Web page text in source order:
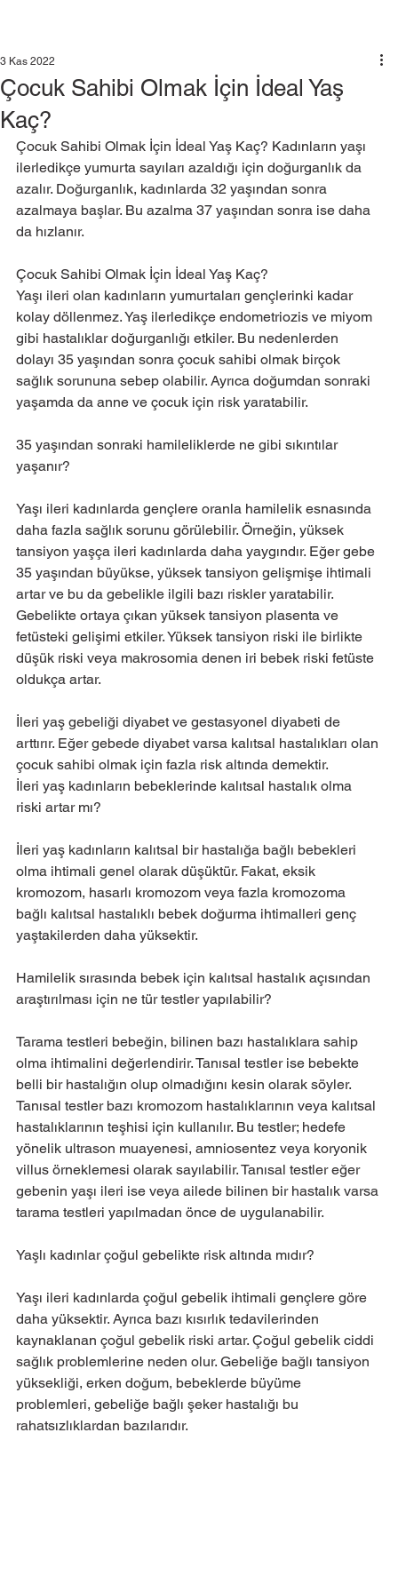
Çocuk Sahibi Olmak İçin İdeal Yaş
Kaç?
3 Kas 2022
Çocuk Sahibi Olmak İçin İdeal Yaş Kaç? Kadınların yaşı
ilerledikçe yumurta sayıları azaldığı için doğurganlık da
azalır. Doğurganlık, kadınlarda 32 yaşından sonra
azalmaya başlar. Bu azalma 37 yaşından sonra ise daha
da hızlanır.
Çocuk Sahibi Olmak İçin İdeal Yaş Kaç?
Yaşı ileri olan kadınların yumurtaları gençlerinki kadar
kolay döllenmez. Yaş ilerledikçe endometriozis ve miyom
gibi hastalıklar doğurganlığı etkiler. Bu nedenlerden
dolayı 35 yaşından sonra çocuk sahibi olmak birçok
sağlık sorununa sebep olabilir. Ayrıca doğumdan sonraki
yaşamda da anne ve çocuk için risk yaratabilir.
35 yaşından sonraki hamileliklerde ne gibi sıkıntılar
yaşanır?
Yaşı ileri kadınlarda gençlere oranla hamilelik esnasında
daha fazla sağlık sorunu görülebilir. Örneğin, yüksek
tansiyon yaşça ileri kadınlarda daha yaygındır. Eğer gebe
35 yaşından büyükse, yüksek tansiyon gelişmişe ihtimali
artar ve bu da gebelikle ilgili bazı riskler yaratabilir.
Gebelikte ortaya çıkan yüksek tansiyon plasenta ve
fetüsteki gelişimi etkiler. Yüksek tansiyon riski ile birlikte
düşük riski veya makrosomia denen iri bebek riski fetüste
oldukça artar.
İleri yaş gebeliği diyabet ve gestasyonel diyabeti de
arttırır. Eğer gebede diyabet varsa kalıtsal hastalıkları olan
çocuk sahibi olmak için fazla risk altında demektir.
İleri yaş kadınların bebeklerinde kalıtsal hastalık olma
riski artar mı?
İleri yaş kadınların kalıtsal bir hastalığa bağlı bebekleri
olma ihtimali genel olarak düşüktür. Fakat, eksik
kromozom, hasarlı kromozom veya fazla kromozoma
bağlı kalıtsal hastalıklı bebek doğurma ihtimalleri genç
yaştakilerden daha yüksektir.
Hamilelik sırasında bebek için kalıtsal hastalık açısından
araştırılması için ne tür testler yapılabilir?
Tarama testleri bebeğin, bilinen bazı hastalıklara sahip
olma ihtimalini değerlendirir. Tanısal testler ise bebekte
belli bir hastalığın olup olmadığını kesin olarak söyler.
Tanısal testler bazı kromozom hastalıklarının veya kalıtsal
hastalıklarının teşhisi için kullanılır. Bu testler; hedefe
yönelik ultrason muayenesi, amniosentez veya koryonik
villus örneklemesi olarak sayılabilir. Tanısal testler eğer
gebenin yaşı ileri ise veya ailede bilinen bir hastalık varsa
tarama testleri yapılmadan önce de uygulanabilir.
Yaşlı kadınlar çoğul gebelikte risk altında mıdır?
Yaşı ileri kadınlarda çoğul gebelik ihtimali gençlere göre
daha yüksektir. Ayrıca bazı kısırlık tedavilerinden
kaynaklanan çoğul gebelik riski artar. Çoğul gebelik ciddi
sağlık problemlerine neden olur. Gebeliğe bağlı tansiyon
yüksekliği, erken doğum, bebeklerde büyüme
problemleri, gebeliğe bağlı şeker hastalığı bu
rahatsızlıklardan bazılarıdır.